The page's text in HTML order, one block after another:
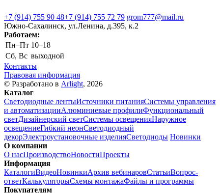
+7 (914) 755 90 48+7 (914) 755 72 79 grom777@mail.ru
Южно-Сахалинск, ул.Ленина, д.395, к.2
Работаем:
Пн–Пт 10–18
Сб, Вс выходной
Контакты
Правовая информация
© Разработано в Arlight, 2026
Каталог
Светодиодные лентыИсточники питанияСистемы управления
и автоматизацииАлюминиевые профилиФункциональный
светДизайнерский светСистемы освещенияНаружное
освещениеГибкий неонСветодиодный
декорЭлектроустановочные изделияСветодиоды Новинки
О компании
О насПроизводствоНовостиПроекты
Информация
КаталогиВидеоНовинкиАрхив вебинаровСтатьиВопрос-
ответКалькуляторыСхемы монтажаФайлы и программы
Покупателям